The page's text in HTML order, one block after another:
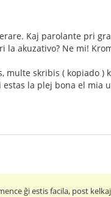
Kaj parolante pri
akuzativo? Ne mi!
skribis ( kopiado )
la plej bona el mia
ĝi estis facila, post